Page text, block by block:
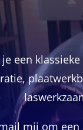
je een
mij om een